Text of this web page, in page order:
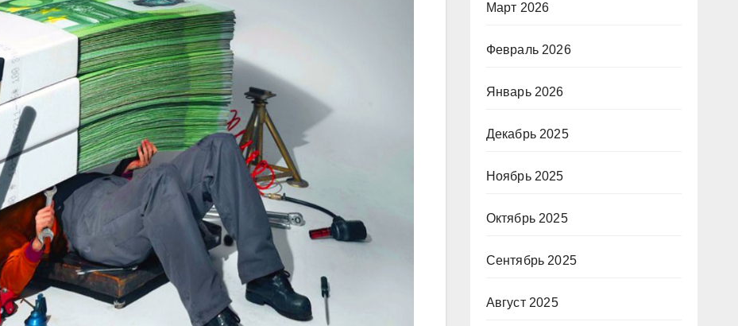
Март 2026
Февраль 2026
Январь 2026
Декабрь 2025
Ноябрь 2025
Октябрь 2025
Сентябрь 2025
Август 2025